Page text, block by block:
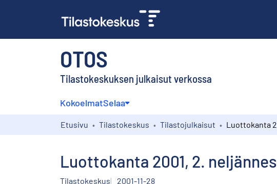
OTOS
Tilastokeskuksen julkaisut verkossa
KokoelmatSelaa
Etusivu Tilastokeskus Tilastojulkaisut
Luottokanta 2001, 2. neljännes
Tilastokeskus 2001-11-28